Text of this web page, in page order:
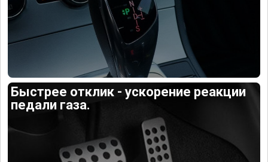
Быстрее отклик - ускорение реакции
педали газа.